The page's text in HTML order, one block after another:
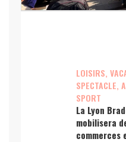
LOISIRS,
SPECTACLE,
SPORT
La Lyon
mobilisera
commerces